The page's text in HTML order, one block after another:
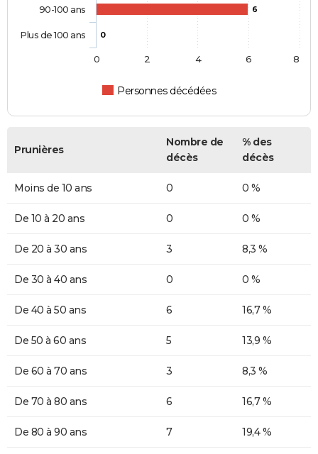
6
0
Personnes décédées
90-100 ans
Plus de 100 ans
0 2 4 6 8
Prunières
Nombre de
décès
% des
décès
Moins de 10 ans 0 0 %
De 10 à 20 ans 0 0 %
De 20 à 30 ans 3 8,3 %
De 30 à 40 ans 0 0 %
De 40 à 50 ans 6 16,7 %
De 50 à 60 ans 5 13,9 %
De 60 à 70 ans 3 8,3 %
De 70 à 80 ans 6 16,7 %
De 80 à 90 ans 7 19,4 %